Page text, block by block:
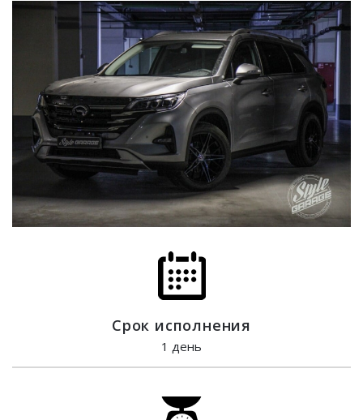
Срок исполнения
1 день